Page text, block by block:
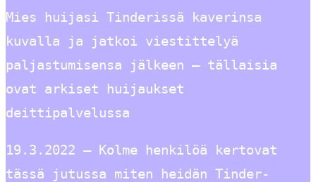
Mies huijasi Tinderissä kaverinsa
kuvalla ja jatkoi viestittelyä
paljastumisensa jälkeen – tällaisia
ovat arkiset huijaukset
deittipalvelussa
19.3.2022 — Kolme henkilöä kertovat
tässä jutussa miten heidän Tinder-